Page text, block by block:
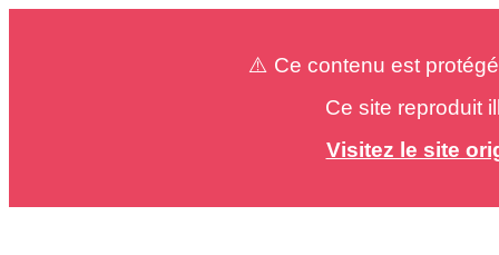
⚠️ Ce contenu est
Ce site reproduit
Visitez le site